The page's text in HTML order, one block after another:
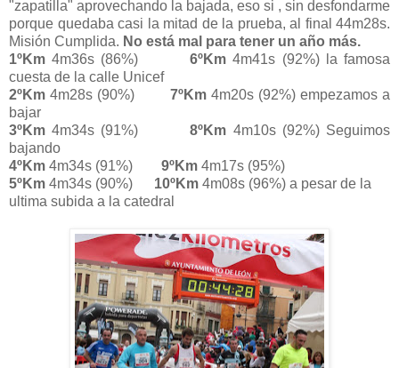
"zapatilla" aprovechando la bajada, eso si , sin desfondarme
porque quedaba casi la mitad de la prueba, al final 44m28s.
Misión Cumplida. No está mal para tener un año más.
1ºKm 4m36s (86%)6ºKm 4m41s (92%) la famosa
cuesta de la calle Unicef
2ºKm 4m28s (90%) 7ºKm 4m20s (92%) empezamos a
bajar
3ºKm 4m34s (91%)8ºKm 4m10s (92%) Seguimos
bajando
4ºKm 4m34s (91%) 9ºKm 4m17s (95%)
5ºKm 4m34s (90%) 10ºKm 4m08s (96%) a pesar de la
ultima subida a la catedral